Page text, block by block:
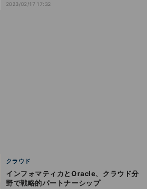
2023/02/17 17:32
クラウド
インフォマティカとOracle、クラウド分
野で戦略的パートナーシップ